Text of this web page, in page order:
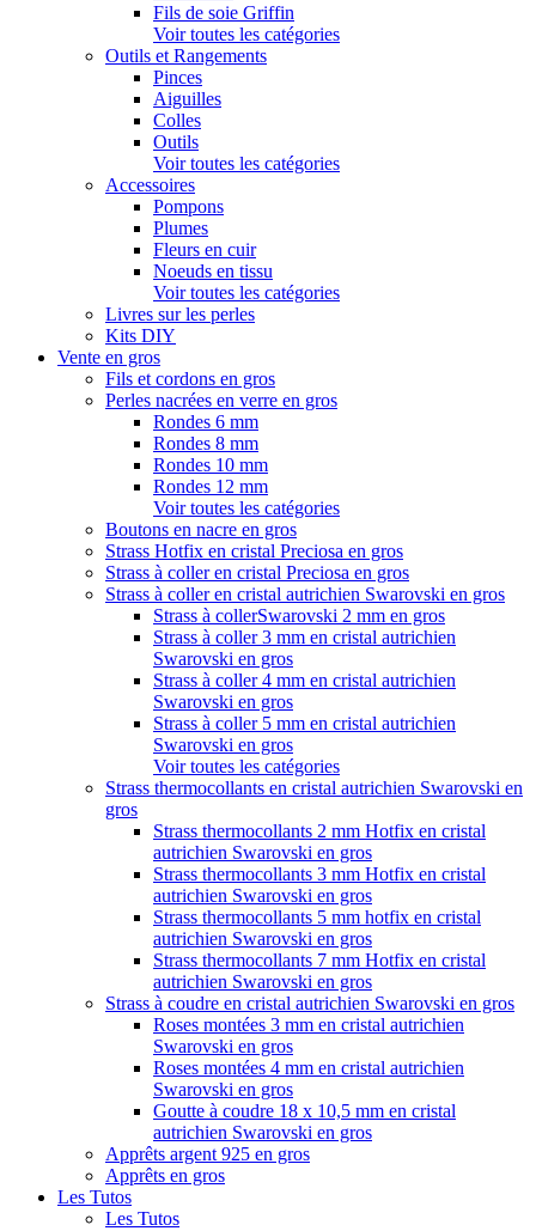
Fils de soie Griffin
Voir toutes les catégories
Outils et Rangements
Pinces
Aiguilles
Colles
Outils
Voir toutes les catégories
Accessoires
Pompons
Plumes
Fleurs en cuir
Noeuds en tissu
Voir toutes les catégories
Livres sur les perles
Kits DIY
Vente en gros
Fils et cordons en gros
Perles nacrées en verre en gros
Rondes 6 mm
Rondes 8 mm
Rondes 10 mm
Rondes 12 mm
Voir toutes les catégories
Boutons en nacre en gros
Strass Hotfix en cristal Preciosa en gros
Strass à coller en cristal Preciosa en gros
Strass à coller en cristal autrichien Swarovski en gros
Strass à collerSwarovski 2 mm en gros
Strass à coller 3 mm en cristal autrichien
Swarovski en gros
Strass à coller 4 mm en cristal autrichien
Swarovski en gros
Strass à coller 5 mm en cristal autrichien
Swarovski en gros
Voir toutes les catégories
Strass thermocollants en cristal autrichien Swarovski en
gros
Strass thermocollants 2 mm Hotfix en cristal
autrichien Swarovski en gros
Strass thermocollants 3 mm Hotfix en cristal
autrichien Swarovski en gros
Strass thermocollants 5 mm hotfix en cristal
autrichien Swarovski en gros
Strass thermocollants 7 mm Hotfix en cristal
autrichien Swarovski en gros
Strass à coudre en cristal autrichien Swarovski en gros
Roses montées 3 mm en cristal autrichien
Swarovski en gros
Roses montées 4 mm en cristal autrichien
Swarovski en gros
Goutte à coudre 18 x 10,5 mm en cristal
autrichien Swarovski en gros
Apprêts argent 925 en gros
Apprêts en gros
Les Tutos
Les Tutos